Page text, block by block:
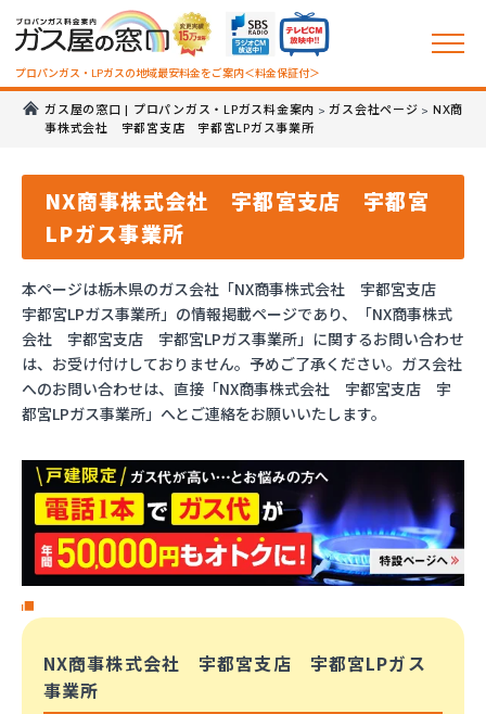
プロパンガス・LPガスの地域最安料金をご案内＜料金保証付＞
ガス屋の窓口 | プロパンガス・LPガス料金案内 >ガス会社ページ > NX商
事株式会社 宇都宮支店 宇都宮LPガス事業所
NX商事株式会社 宇都宮支店 宇都宮
LPガス事業所
本ページは栃木県のガス会社「NX商事株式会社 宇都宮支店
宇都宮LPガス事業所」の情報掲載ページであり、「NX商事株式
会社 宇都宮支店 宇都宮LPガス事業所」に関するお問い合わせ
は、お受け付けしておりません。予めご了承ください。ガス会社
へのお問い合わせは、直接「NX商事株式会社 宇都宮支店 宇
都宮LPガス事業所」へとご連絡をお願いいたします。
NX商事株式会社 宇都宮支店 宇都宮LPガス
事業所